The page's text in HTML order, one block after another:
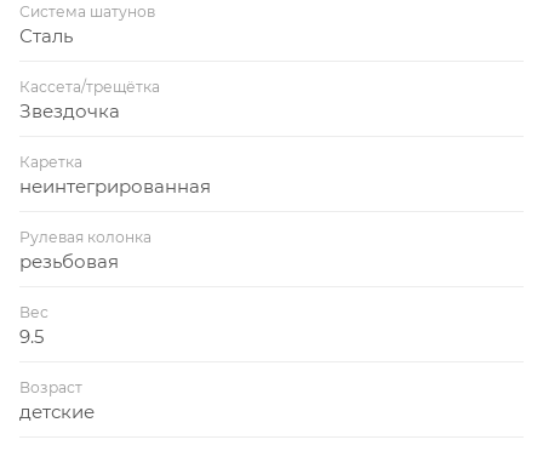
Система шатунов
Сталь
Кассета/трещётка
Звездочка
Каретка
неинтегрированная
Рулевая колонка
резьбовая
Вес
9.5
Возраст
детские